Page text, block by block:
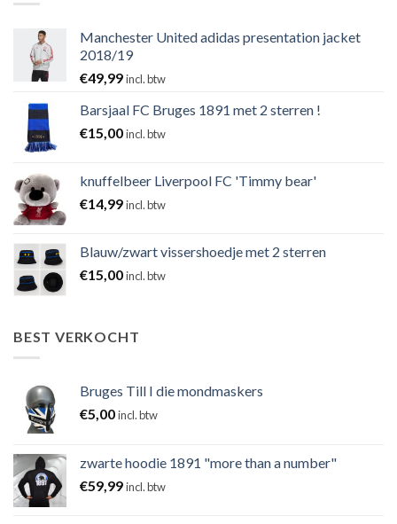
Manchester United adidas presentation jacket
2018/19
€49,99incl. btw
Barsjaal FC Bruges 1891 met 2 sterren !
€15,00incl. btw
knuffelbeer Liverpool FC 'Timmy bear'
€14,99incl. btw
Blauw/zwart vissershoedje met 2 sterren
€15,00incl. btw
BEST VERKOCHT
Bruges Till I die mondmaskers
€5,00incl. btw
zwarte hoodie 1891 "more than a number"
€59,99incl. btw